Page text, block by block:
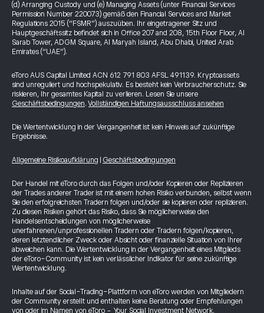
(d) Arranging Custody und (e) Managing Assets (unter Financial Services
Permission Number 220073) gemäß den Financial Services and Market
Regulations 2015 (“FSMR”) auszuüben. Ihr eingetragener Sitz und
Hauptgeschäftssitz befindet sich in Office 207 and 208, 15th Floor Floor, Al
Sarab Tower, ADGM Square, Al Maryah Island, Abu Dhabi, United Arab
Emirates (“UAE”).
eToro AUS Capital Limited ACN 612 791 803 AFSL 491139. Kryptoassets
sind unreguliert und hochspekulativ. Es besteht kein Verbraucherschutz. Sie
riskieren, Ihr gesamtes Kapital zu verlieren. Lesen Sie unsere
Geschäftsbedingungen.Vollständigen Haftungsausschluss ansehen
Die Wertentwicklung in der Vergangenheit ist kein Hinweis auf zukünftige
Ergebnisse.
Allgemeine Risikoaufklärung Geschäftsbedingungen
Der Handel mit eToro durch das Folgen und/oder Kopieren oder Replizieren
der Trades anderer Trader ist mit einem hohen Risiko verbunden, selbst wenn
Sie den erfolgreichsten Tradern folgen und/oder sie kopieren oder replizieren.
Zu diesen Risiken gehört das Risiko, dass Sie möglicherweise den
Handelsentscheidungen von möglicherweise
unerfahrenen/unprofessionellen Tradern oder Tradern folgen/kopieren,
deren letztendlicher Zweck oder Absicht oder finanzielle Situation von Ihrer
abweichen kann. Die Wertentwicklung in der Vergangenheit eines Mitglieds
der eToro-Community ist kein verlässlicher Indikator für seine zukünftige
Wertentwicklung.
Inhalte auf der Social-Trading-Plattform von eToro werden von Mitgliedern
der Community erstellt und enthalten keine Beratung oder Empfehlungen
von oder im Namen von eToro - Your Social Investment Network.